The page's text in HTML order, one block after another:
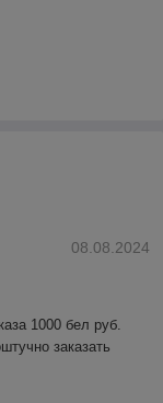
08.08.2024
1000 бел руб.
заказать